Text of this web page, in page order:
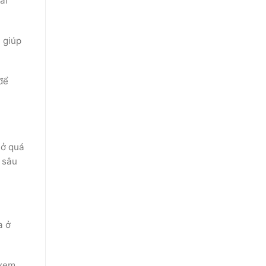
giúp
quá
ở